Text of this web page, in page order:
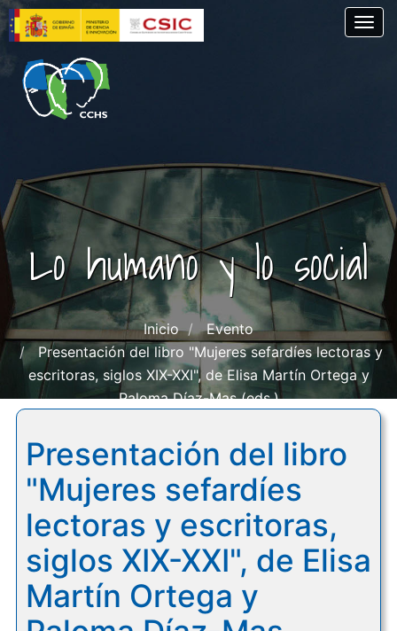
Pasar
al
contenido
principal
Lo humano y lo social
Inicio
Evento
Presentación del libro "Mujeres sefardíes lectoras y
escritoras, siglos XIX-XXI", de Elisa Martín Ortega y
Paloma Díaz-Mas (eds.)
Presentación del libro
"Mujeres sefardíes
lectoras y escritoras,
siglos XIX-XXI", de Elisa
Martín Ortega y